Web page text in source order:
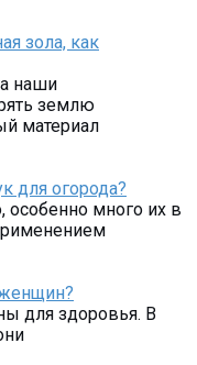
зола, как
наши
землю
материал
для огорода?
особенно много их в
для здоровья. В